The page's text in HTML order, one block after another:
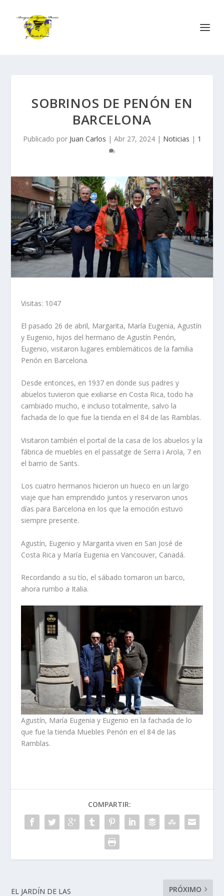
SOBRINOS DE PENÓN EN
BARCELONA
Publicado por Juan Carlos | Abr 27, 2024| Noticias | 1
Visitas: 1047
El pasado 26 de abril, Margarita, María Eugenia, Agustín
y Eugenio, hijos del hermano de Agustín Penón,
Eugenio, visitaron lugares emblemáticos de la familia
Penón en Barcelona.
Desde entonces, en 1937 en donde sus padres y
abuelos tuvieron que exiliarse en Costa Rica, todo ha
cambiado mucho, e incluso totalmente, salvo la
fachada de lo que fue la tienda en el 84 de las Ramblas.
Visitaron también el portal de la casa de los abuelos y la
fábrica de muebles en el passatge de Serra i Arola, 7 en
el barrio de Sants.
Los cuatro hermanos hicieron un hueco en un largo
viaje que han emprendido juntos y reservaron unos
días para Barcelona en los que la emoción estuvo
siempre presente.
Agustín, Eugenio y Margarita viven en San José de
Costa Rica y María Eugenia en Vancouver, Canadá.
Recordando a su tío, el sábado tomaron un barco,
ahora rumbo a Italia.
Agustín, María Eugenia y Eugenio en la fachada de lo
que fue la tienda Muebles Penón en el 84 de las
Ramblas.
COMPARTIR:
EL JARDÍN DE LAS
PRÓXIMO